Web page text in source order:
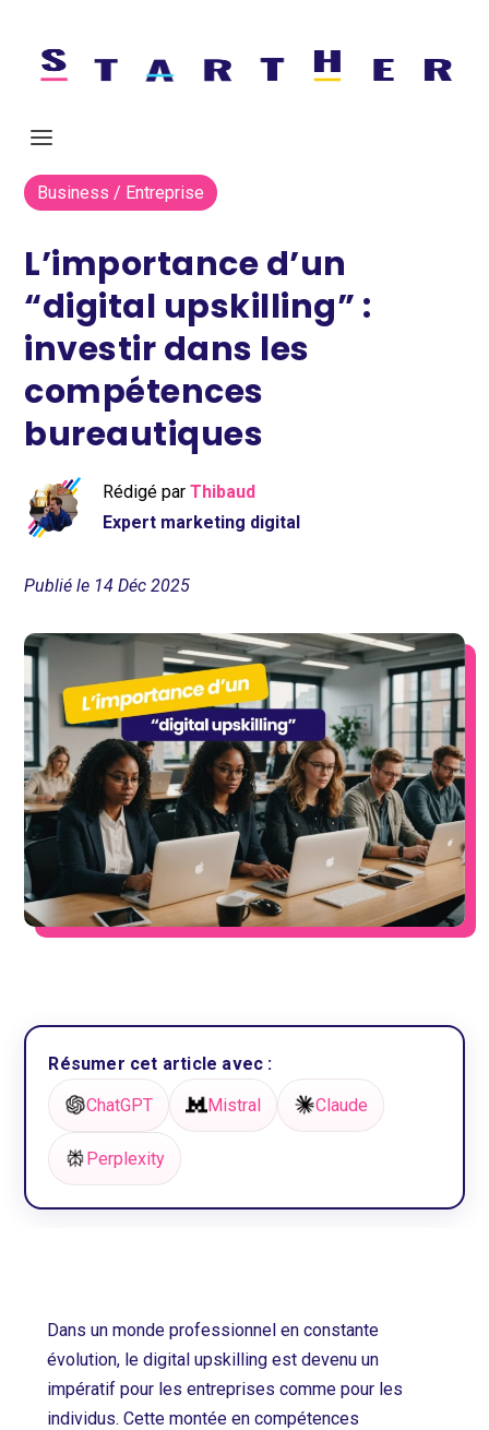
Business / Entreprise
L’importance d’un
“digital upskilling” :
investir dans les
compétences
bureautiques
Rédigé par Thibaud
Expert marketing digital
Publié le 14 Déc 2025
Résumer cet article avec :
ChatGPT
Mistral Claude
Perplexity
Dans un monde professionnel en constante
évolution, le digital upskilling est devenu un
impératif pour les entreprises comme pour les
individus. Cette montée en compétences